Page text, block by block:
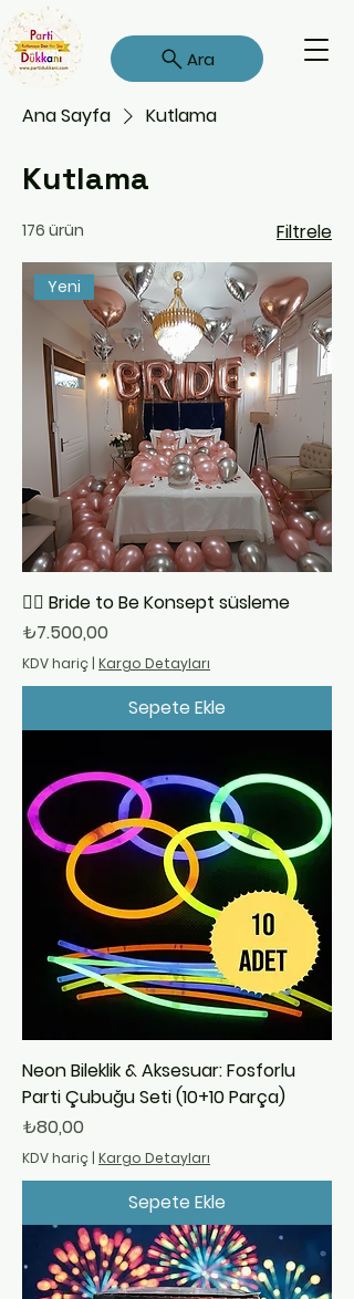
Ara
Ana Sayfa Kutlama
Kutlama
176 ürün Filtrele
Yeni
👰‍♀️ Bride to Be Konsept süsleme
Fiyat
₺7.500,00
KDV hariç | Kargo Detayları
Sepete Ekle
Neon Bileklik & Aksesuar: Fosforlu
Parti Çubuğu Seti (10+10 Parça)
Fiyat
₺80,00
KDV hariç | Kargo Detayları
Sepete Ekle